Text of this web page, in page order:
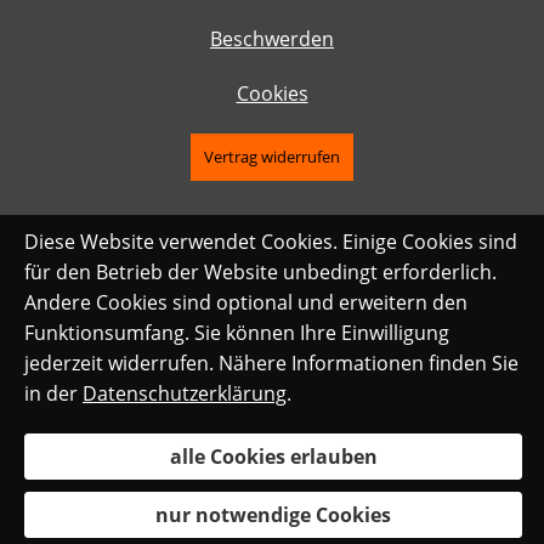
Beschwerden
Cookies
Vertrag widerrufen
Diese Website verwendet Cookies. Einige Cookies sind
für den Betrieb der Website unbedingt erforderlich.
Andere Cookies sind optional und erweitern den
Funktionsumfang. Sie können Ihre Einwilligung
jederzeit widerrufen. Nähere Informationen finden Sie
in der Datenschutzerklärung.
alle Cookies erlauben
nur notwendige Cookies